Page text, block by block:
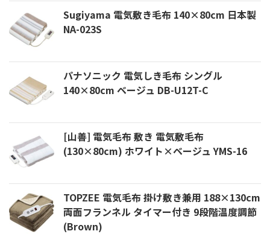
Sugiyama 電気敷き毛布 140×80cm 日本製
NA-023S
パナソニック 電気しき毛布 シングル
140×80cm ベージュ DB-U12T-C
[山善] 電気毛布 敷き 電気敷毛布
(130×80cm) ホワイト×ベージュ YMS-16
TOPZEE 電気毛布 掛け敷き兼用 188×130cm
両面フランネル タイマー付き 9段階温度調節
(Brown)